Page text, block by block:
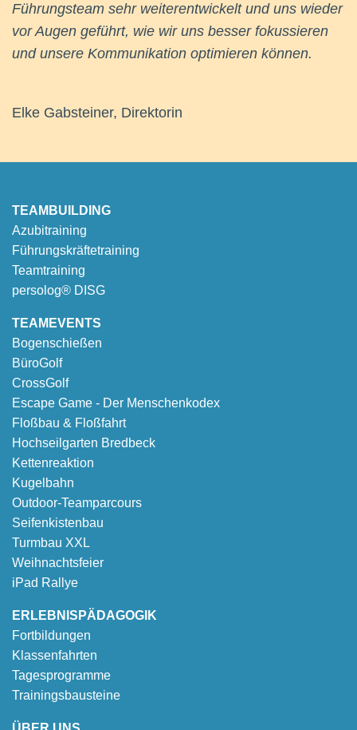
Führungsteam sehr weiterentwickelt und uns wieder
vor Augen geführt, wie wir uns besser fokussieren
und unsere Kommunikation optimieren können.
Elke Gabsteiner, Direktorin
TEAMBUILDING
Azubitraining
Führungskräftetraining
Teamtraining
persolog® DISG
TEAMEVENTS
Bogenschießen
BüroGolf
CrossGolf
Escape Game - Der Menschenkodex
Floßbau & Floßfahrt
Hochseilgarten Bredbeck
Kettenreaktion
Kugelbahn
Outdoor-Teamparcours
Seifenkistenbau
Turmbau XXL
Weihnachtsfeier
iPad Rallye
ERLEBNISPÄDAGOGIK
Fortbildungen
Klassenfahrten
Tagesprogramme
Trainingsbausteine